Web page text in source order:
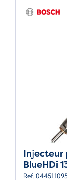
Injecteur
BlueHDi
Ref.